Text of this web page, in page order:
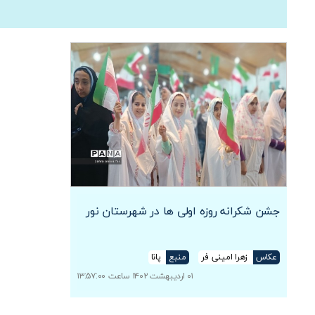
جشن شکرانه روزه اولی ها در شهرستان نور
عکاس زهرا امینی فر منبع
پانا
۰۱ اردیبهشت ۱۴۰۲ ساعت ۱۳:۵۷:۰۰